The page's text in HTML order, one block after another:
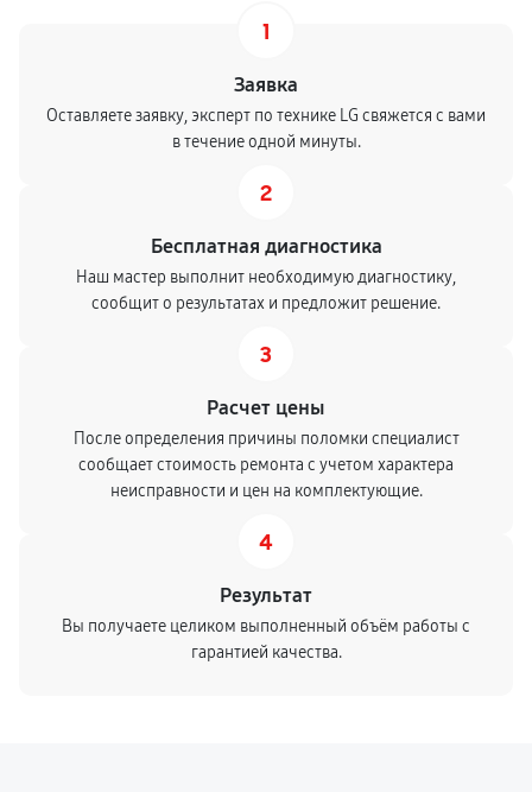
1
Заявка
Оставляете заявку, эксперт по технике LG свяжется с вами
в течение одной минуты.
2
Бесплатная диагностика
Наш мастер выполнит необходимую диагностику,
сообщит о результатах и предложит решение.
3
Расчет цены
После определения причины поломки специалист
сообщает стоимость ремонта с учетом характера
неисправности и цен на комплектующие.
4
Результат
Вы получаете целиком выполненный объём работы с
гарантией качества.